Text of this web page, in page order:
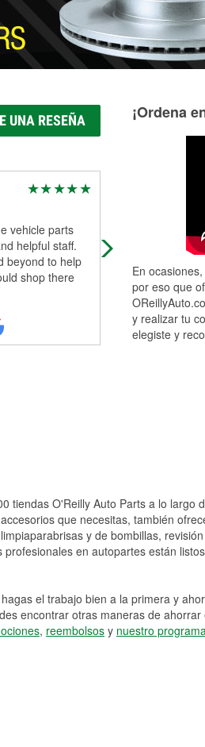
UNA RESEÑA
vehicle parts
helpful staff.
beyond to help
shop there
The assistant
helpful and
explained the
didn't jus... Read
¡Ordena
En
por eso que
y realizar tu
elegiste y
tiendas O'Reilly Auto Parts a lo largo
que necesitas, también
y de bombillas,
en autopartes están
el trabajo bien a la primera y
encontrar otras maneras de ahorrar
, reembolsos y nuestro